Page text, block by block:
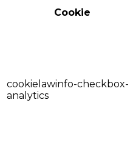
Cookie
cookielawinfo-checkbox-
analytics